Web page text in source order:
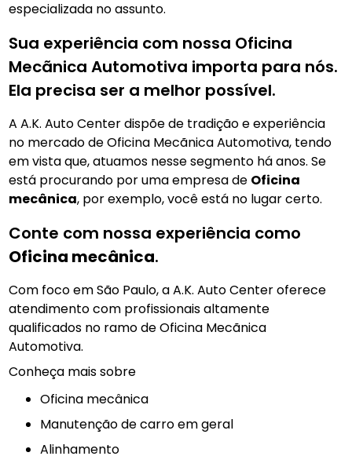
especializada no assunto.
Sua experiência com nossa Oficina
Mecãnica Automotiva importa para nós.
Ela precisa ser a melhor possível.
A A.K. Auto Center dispõe de tradição e experiência
no mercado de Oficina Mecãnica Automotiva, tendo
em vista que, atuamos nesse segmento há anos. Se
está procurando por uma empresa de Oficina
mecânica, por exemplo, você está no lugar certo.
Conte com nossa experiência como
Oficina mecânica.
Com foco em São Paulo, a A.K. Auto Center oferece
atendimento com profissionais altamente
qualificados no ramo de Oficina Mecãnica
Automotiva.
Conheça mais sobre
Oficina mecânica
manutenção de carro em geral
Alinhamento